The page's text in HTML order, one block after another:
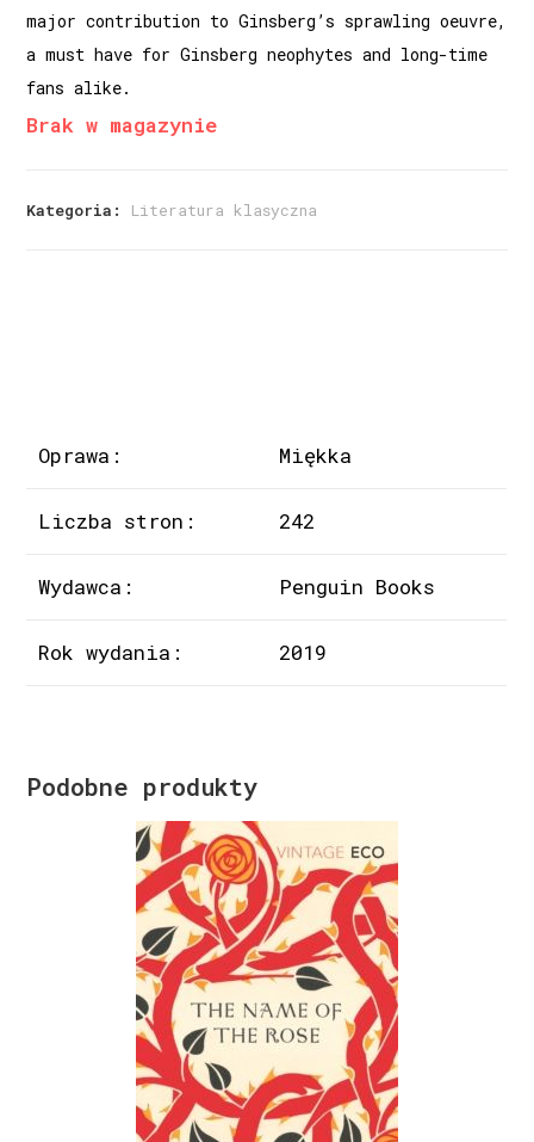
major contribution to Ginsberg’s sprawling oeuvre,
a must have for Ginsberg neophytes and long-time
fans alike.
Brak w magazynie
Kategoria: Literatura klasyczna
Oprawa: Miękka
Liczba stron: 242
Wydawca: Penguin Books
Rok wydania: 2019
Podobne produkty